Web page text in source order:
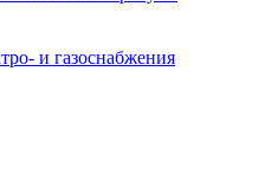
и газоснабжения